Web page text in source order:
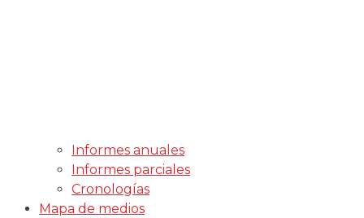
Informes anuales
Informes parciales
Cronologías
Mapa de medios